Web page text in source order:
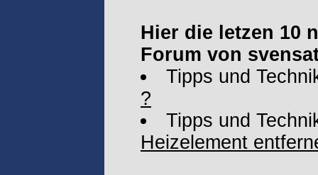
Hier die letzen 10
Forum von
Tipps und
?
Tipps und
Heizelement